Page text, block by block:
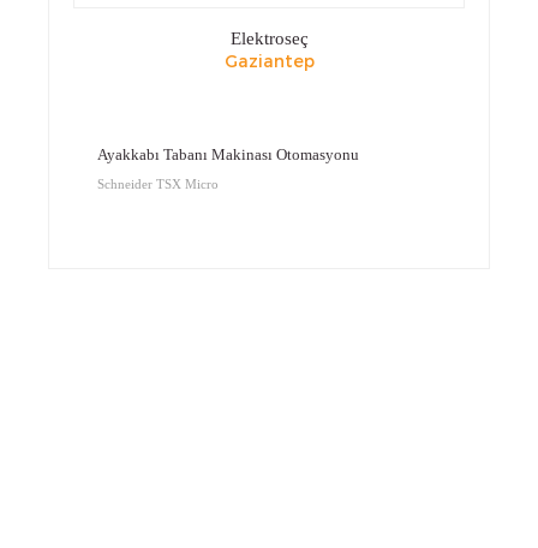
Elektroseç
Gaziantep
Ayakkabı Tabanı Makinası Otomasyonu
Schneider TSX Micro